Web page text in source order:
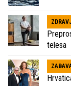
telesa